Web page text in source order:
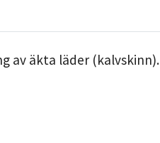
av äkta läder (kalvskinn).